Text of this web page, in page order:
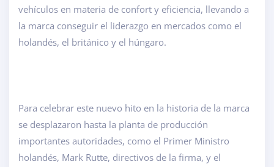
vehículos en materia de confort y eficiencia, llevando a
la marca conseguir el liderazgo en mercados como el
holandés, el británico y el húngaro.
Para celebrar este nuevo hito en la historia de la marca
se desplazaron hasta la planta de producción
importantes autoridades, como el Primer Ministro
holandés, Mark Rutte, directivos de la firma, y el